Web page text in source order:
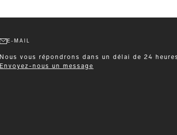
E-MAIL
Nous vous répondrons dans un délai de 24
Envoyez-nous un message